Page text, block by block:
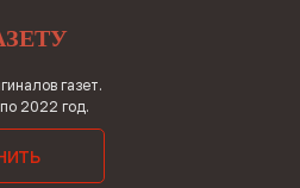
газет.
2022 год.